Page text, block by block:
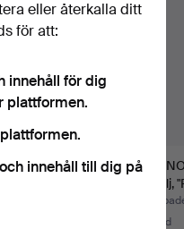
med FOTPALL,
Bruno Maths…
Fåtölj,
15 bud
eller återkalla ditt
för att:
innehåll för dig
plattformen.
innehåll till dig på